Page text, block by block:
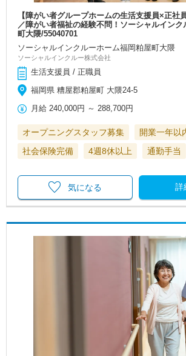
【障がい者グループホームの生活支援員×正社
／障がい者福祉の経験不問！ソーシャルイン
町大隈/55040701
ソーシャルインクルーホーム福岡粕屋町大隈
ソーシャルインクルー株式会社
生活支援員 / 正職員
福岡県 糟屋郡粕屋町 大隈24-5
月給 240,000円 ～288,700円
オープニングスタッフ募集
開業一年以
社会保険完備
4週8休以上 通勤手当
詳
気になる